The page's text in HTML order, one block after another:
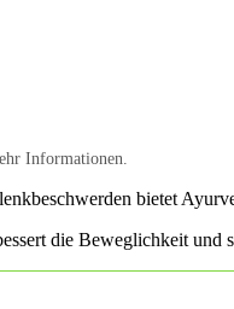
Informationen.
bietet
die Beweglichkeit und